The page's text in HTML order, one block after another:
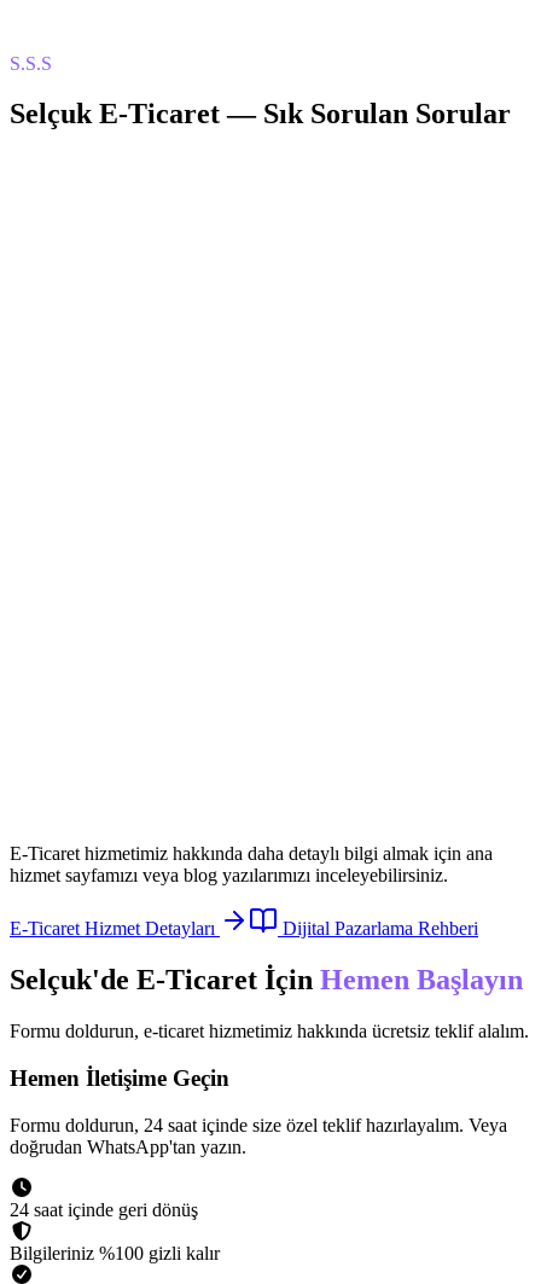
S.S.S
Selçuk E-Ticaret— Sık Sorulan Sorular
E-Ticaret hizmetimiz hakkında daha detaylı bilgi almak için ana
hizmet sayfamızı veya blog yazılarımızı inceleyebilirsiniz.
E-Ticaret Hizmet Detayları Dijital Pazarlama Rehberi
Selçuk'de E-Ticaret İçin Hemen Başlayın
Formu doldurun, e-ticaret hizmetimiz hakkında ücretsiz teklif alalım.
Hemen İletişime Geçin
Formu doldurun, 24 saat içinde size özel teklif hazırlayalım. Veya
doğrudan WhatsApp'tan yazın.
24 saat içinde geri dönüş
Bilgileriniz %100 gizli kalır